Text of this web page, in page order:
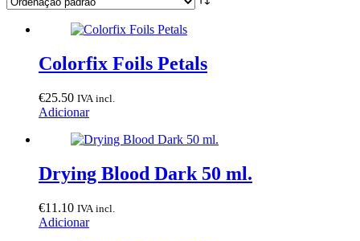
Colorfix Foils Petals
€25.50 IVA incl.
Adicionar
Drying Blood Dark 50 ml.
€11.10 IVA incl.
Adicionar